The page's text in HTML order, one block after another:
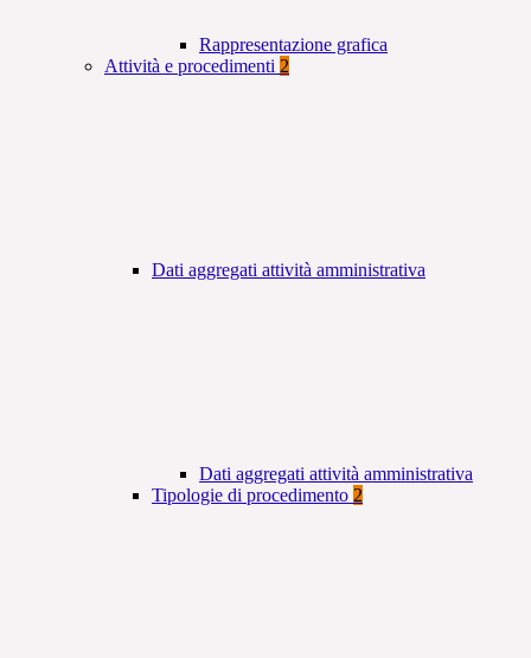
Rappresentazione grafica
Attività e procedimenti 2
Dati aggregati attività amministrativa
Dati aggregati attività amministrativa
Tipologie di procedimento 2